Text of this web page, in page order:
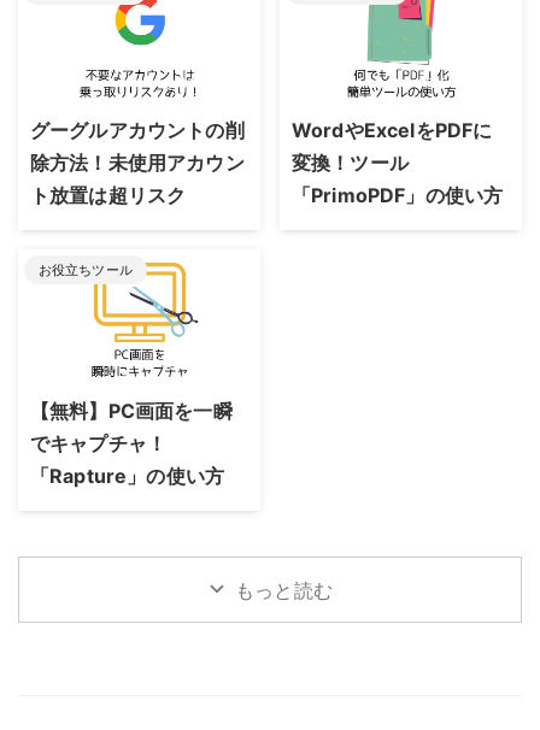
2023/8/24
グーグルアカウントの削
除方法！未使用アカウン
ト放置は超リスク
2023/8/24
WordやExcelをPDFに
変換！ツール
「PrimoPDF」の使い方
お役立ちツール
【無料】PC画面を一瞬
でキャプチャ！
「Rapture」の使い方
もっと読む